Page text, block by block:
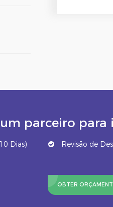
parceiro para
Dias) Revisão de
OBTER